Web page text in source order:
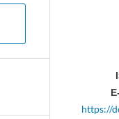
https://